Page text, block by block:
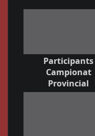
Participants
Campionat
Provincial